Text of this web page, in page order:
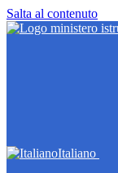
Salta al contenuto
Italiano